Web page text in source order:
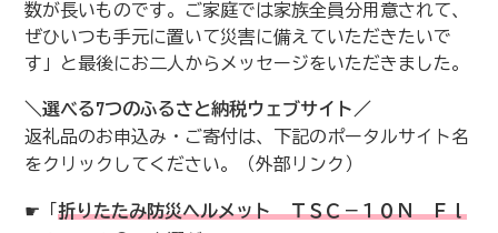
数が長いものです。ご家庭では家族全員分用意されて、
ぜひいつも手元に置いて災害に備えていただきたいで
す」と最後にお二人からメッセージをいただきました。
＼選べる7つのふるさと納税ウェブサイト／
返礼品のお申込み・ご寄付は、下記のポータルサイト名
をクリックしてください。（外部リンク）
☛「 折りたたみ防災ヘルメット ＴＳＣ－１０Ｎ Ｆｌ